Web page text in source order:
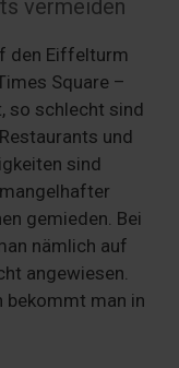
vermeiden
den Eiffelturm
Square –
so schlecht sind
und
sind
gemieden. Bei
nämlich auf
angewiesen.
bekommt man in